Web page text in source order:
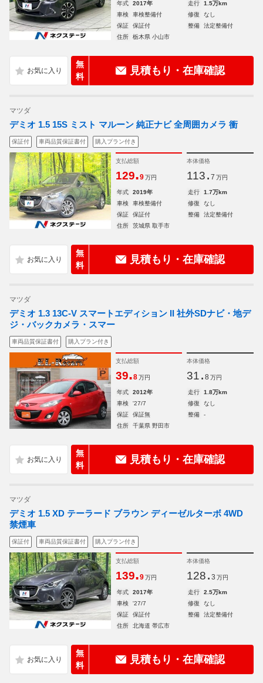
年式 2017年 走行
1.5万km
車検
車検整備付 修復
なし
保証
保証付 整備
法定整備付
住所
栃木県 小山市
無
料
見積もり・在庫確認
マツダ
デミオ 1.5 15S ミスト マルーン 純正ナビ 全周囲カメラ 衝
保証付 車両品質保証書付 購入プラン付き
支払総額
129.9 万円
本体価格
113. 7 万円
年式 2019年 走行
1.7万km
車検
車検整備付 修復
なし
保証
保証付 整備
法定整備付
住所
茨城県 取手市
無
料
見積もり・在庫確認
マツダ
デミオ 1.3 13C-V スマートエディション II 社外SDナビ・地デ
ジ・バックカメラ・スマー
車両品質保証書付 購入プラン付き
支払総額
39.8 万円
本体価格
31. 8 万円
年式 2012年 走行
1.8万km
車検
'27/7 修復
なし
保証
保証無 整備
-
住所
千葉県 野田市
無
料
見積もり・在庫確認
マツダ
デミオ 1.5 XD テーラード ブラウン ディーゼルターボ 4WD
禁煙車
保証付 車両品質保証書付 購入プラン付き
支払総額
139.9 万円
本体価格
128. 3 万円
年式 2017年 走行
2.5万km
車検
'27/7 修復
なし
保証
保証付 整備
法定整備付
住所
北海道 帯広市
無
料
見積もり・在庫確認